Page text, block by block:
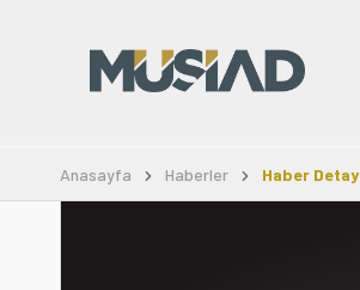
Anasayfa Haberler Haber Detay